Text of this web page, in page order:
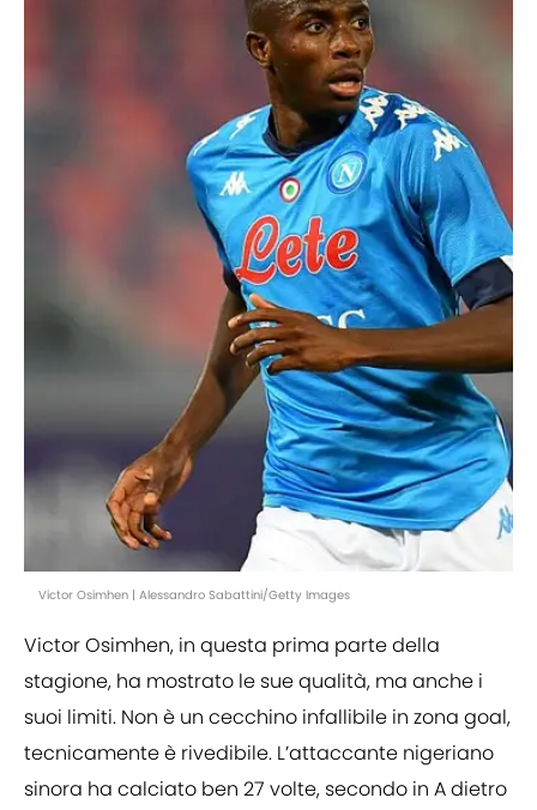
Victor Osimhen | Alessandro Sabattini/Getty Images
Victor Osimhen, in questa prima parte della
stagione, ha mostrato le sue qualità, ma anche i
suoi limiti. Non è un cecchino infallibile in zona goal,
tecnicamente è rivedibile. L’attaccante nigeriano
sinora ha calciato ben 27 volte, secondo in A dietro